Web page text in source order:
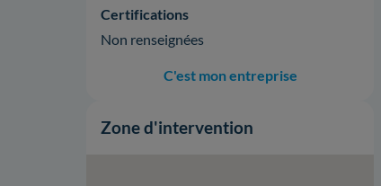
Certifications
Non renseignées
C'est mon entreprise
Zone d'intervention